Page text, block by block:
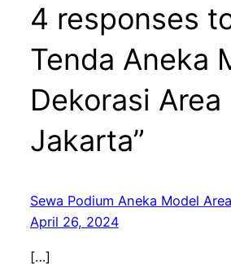
4 responses
Tenda Aneka
Dekorasi Area
Jakarta”
Sewa Podium Aneka Model
April 26, 2024
[…]